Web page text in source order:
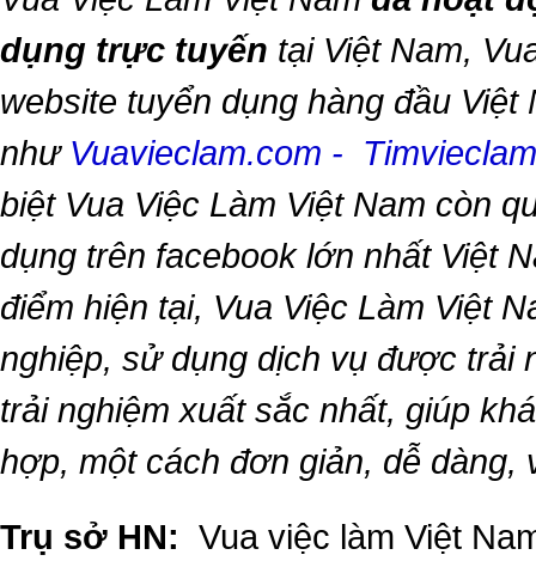
dụng trực tuyến tại Việt Nam,
website tuyển dụng hàng đầu Việt
như Vuavieclam.com -
biệt Vua Việc Làm Việt Nam còn
dụng trên facebook lớn nhất Việt
điểm hiện tại, Vua Việc Làm Việt
nghiệp, sử dụng dịch vụ được trải
trải nghiệm xuất sắc nhất, giúp
hợp, một cách đơn giản, dễ dàng,
Trụ sở HN: Vua việc làm Việt